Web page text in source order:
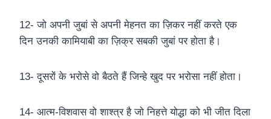
12- जो अपनी जुबां से अपनी मेहनत का ज़िकर नहीं करते एक
दिन उनकी कामियाबी का ज़िक्र सबकी जुबां पर होता है।
13- दूसरों के भरोसे वो बैठते हैं जिन्हे खुद पर भरोसा नहीं होता।
14- आत्म-विशवास वो शाश्त्र है जो निहत्ते योद्धा को भी जीत दिला